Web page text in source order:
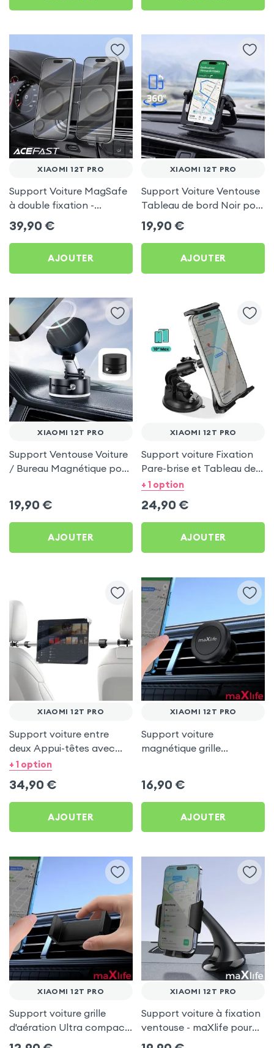
XIAOMI 12T PRO
Support Voiture MagSafe
à double fixation -
Acefast pour Xiaomi 12T
Pro
39,90 €
AJOUTER
XIAOMI 12T PRO
Support Voiture Ventouse
Tableau de bord Noir pour
Xiaomi 12T Pro
19,90 €
AJOUTER
XIAOMI 12T PRO
Support Ventouse Voiture
/ Bureau Magnétique pour
19,90 €
AJOUTER
XIAOMI 12T PRO
Support voiture Fixation
Pare-brise et Tableau de
bord pour Xiaomi 12T Pro
+ 1 option
24,90 €
AJOUTER
XIAOMI 12T PRO
Support voiture entre
deux Appui-têtes avec
Tête rotative à 360° pour
+ 1 option
34,90 €
AJOUTER
XIAOMI 12T PRO
Support voiture
magnétique grille
16,90 €
AJOUTER
XIAOMI 12T PRO
Support voiture grille
d'aération Ultra compact
pour Xiaomi 12T Pro
XIAOMI 12T PRO
Support voiture à fixation
ventouse - maXlife pour
Xiaomi 12T Pro